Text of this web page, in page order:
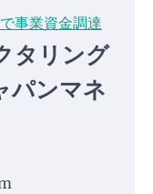
タリング
パンマネ